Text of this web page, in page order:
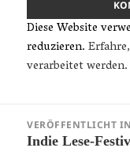
Diese Website
reduzieren.
verarbeitet werden.
VERÖFFENTLICHT IN
Indie Lese-